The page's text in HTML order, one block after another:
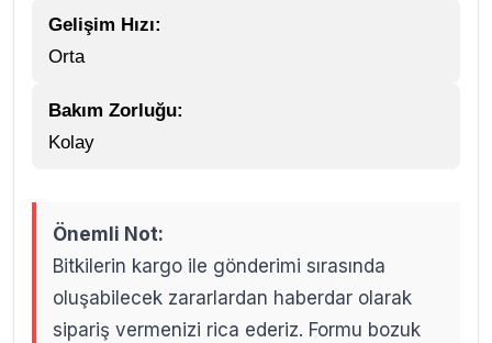
Gelişim Hızı:
Orta
Bakım Zorluğu:
Kolay
Önemli Not:
Bitkilerin kargo ile gönderimi sırasında
oluşabilecek zararlardan haberdar olarak
sipariş vermenizi rica ederiz. Formu bozuk